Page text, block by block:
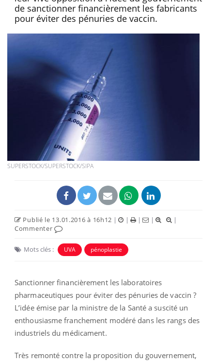
de sanctionner financièrement les fabricants
pour éviter des pénuries de vaccin.
SUPERSTOCK/SUPERSTOCK/SIPA
Publié le 13.01.2016 à 16h12 | | | |
|
Commenter
Mots clés : UVA pénoplastie
Sanctionner financièrement les laboratoires
pharmaceutiques pour éviter des pénuries de vaccin ?
L’idée émise par la ministre de la Santé a suscité un
enthousiasme franchement modéré dans les rangs des
industriels du médicament.
Très remonté contre la proposition du gouvernement,